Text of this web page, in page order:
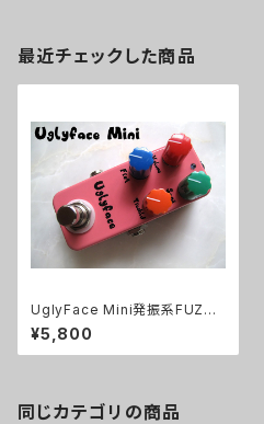
最近チェックした商品
UglyFace Mini発振系FUZZ
キット【BASIC KIT】
¥5,800
同じカテゴリの商品